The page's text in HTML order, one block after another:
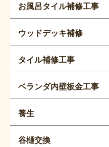
お風呂タイル補修工事
ウッドデッキ補修
タイル補修工事
ベランダ内壁板金工事
養生
谷樋交換